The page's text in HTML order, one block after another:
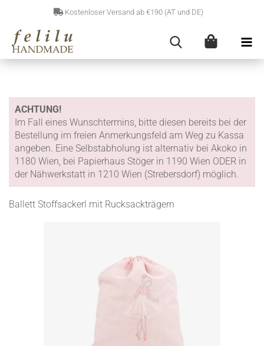
Kostenloser Versand ab €190 (AT und DE)
ACHTUNG!
Im Fall eines Wunschtermins, bitte diesen bereits bei der
Bestellung im freien Anmerkungsfeld am Weg zu Kassa
angeben. Eine Selbstabholung ist alternativ bei Akoko in
1180 Wien, bei Papierhaus Stöger in 1190 Wien ODER in
der Nähwerkstatt in 1210 Wien (Strebersdorf) möglich.
Ballett Stoffsackerl mit Rucksackträgern